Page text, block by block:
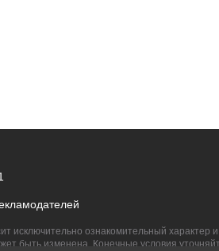
исключительно ознакомительный характер
быть изменена. Конечные условия